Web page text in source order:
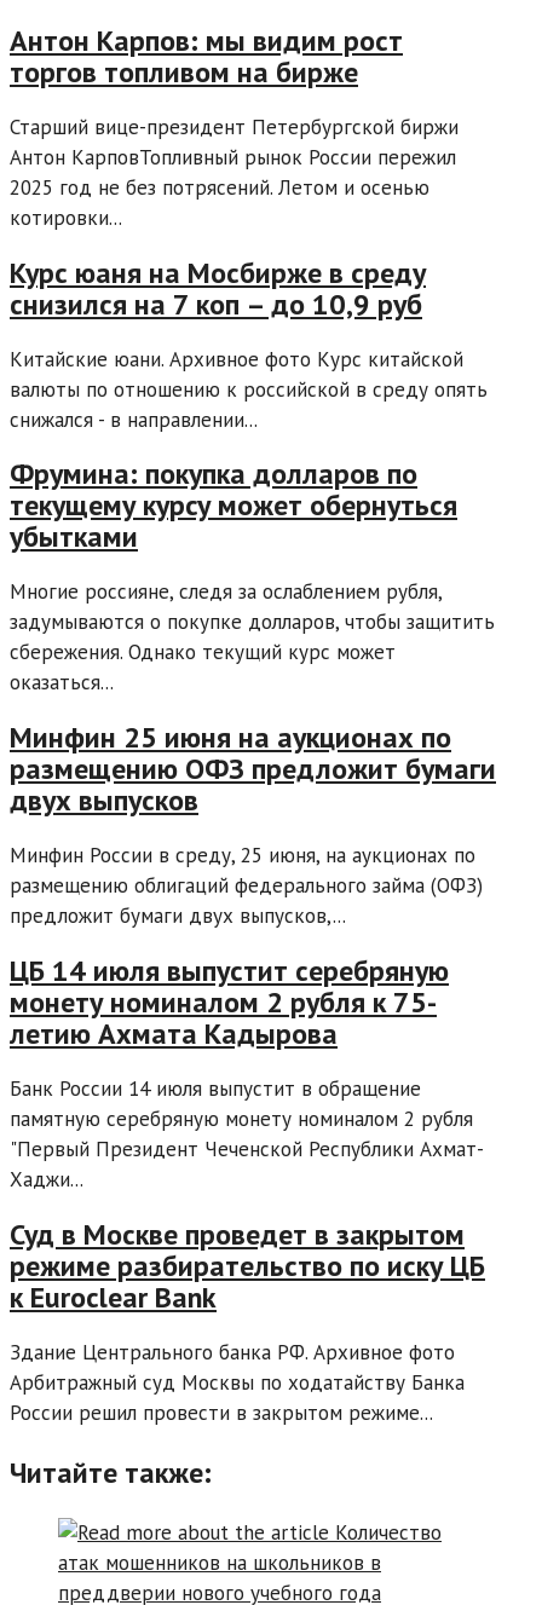
Антон Карпов: мы видим рост
торгов топливом на бирже
Старший вице-президент Петербургской биржи
Антон КарповТопливный рынок России пережил
2025 год не без потрясений. Летом и осенью
котировки...
Курс юаня на Мосбирже в среду
снизился на 7 коп – до 10,9 руб
Китайские юани. Архивное фото Курс китайской
валюты по отношению к российской в среду опять
снижался - в направлении...
Фрумина: покупка долларов по
текущему курсу может обернуться
убытками
Многие россияне, следя за ослаблением рубля,
задумываются о покупке долларов, чтобы защитить
сбережения. Однако текущий курс может
оказаться...
Минфин 25 июня на аукционах по
размещению ОФЗ предложит бумаги
двух выпусков
Минфин России в среду, 25 июня, на аукционах по
размещению облигаций федерального займа (ОФЗ)
предложит бумаги двух выпусков,...
ЦБ 14 июля выпустит серебряную
монету номиналом 2 рубля к 75-
летию Ахмата Кадырова
Банк России 14 июля выпустит в обращение
памятную серебряную монету номиналом 2 рубля
"Первый Президент Чеченской Республики Ахмат-
Хаджи...
Суд в Москве проведет в закрытом
режиме разбирательство по иску ЦБ
к Euroclear Bank
Здание Центрального банка РФ. Архивное фото
Арбитражный суд Москвы по ходатайству Банка
России решил провести в закрытом режиме...
Читайте также: